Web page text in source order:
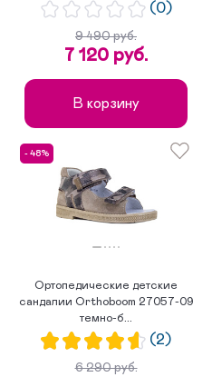
(0)
9 490 руб.
7 120 руб.
В корзину
- 48%
Ортопедические детские
сандалии Orthoboom 27057-09
темно-б...
(2)
6 290 руб.